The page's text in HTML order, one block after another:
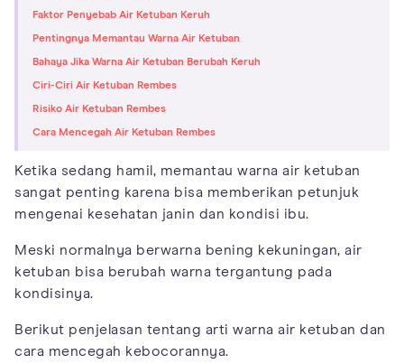
Faktor Penyebab Air Ketuban Keruh
Pentingnya Memantau Warna Air Ketuban
Bahaya Jika Warna Air Ketuban Berubah Keruh
Ciri-Ciri Air Ketuban Rembes
Risiko Air Ketuban Rembes
Cara Mencegah Air Ketuban Rembes
Ketika sedang hamil, memantau warna air ketuban
sangat penting karena bisa memberikan petunjuk
mengenai kesehatan janin dan kondisi ibu.
Meski normalnya berwarna bening kekuningan, air
ketuban bisa berubah warna tergantung pada
kondisinya.
Berikut penjelasan tentang arti warna air ketuban dan
cara mencegah kebocorannya.